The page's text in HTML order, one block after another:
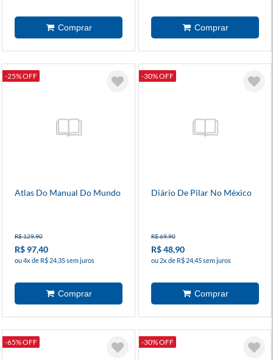
-25% OFF
Atlas Do Manual Do Mundo
R$ 129,90
R$ 97,40
ou 4x de R$ 24,35 sem juros
-30% OFF
Diário De Pilar No México
R$ 69,90
R$ 48,90
ou 2x de R$ 24,45 sem juros
-65% OFF -30% OFF